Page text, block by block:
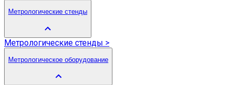
Метрологические стенды
Метрологические стенды >
Метрологическое оборудование